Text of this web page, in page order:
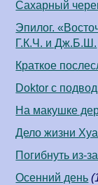
Сахарный
Эпилог.
Г.К.Ч. и Дж.Б.Ш.
Краткое
Doktor с
На макушке
Дело жизни
Погибнуть из-
Осенний день